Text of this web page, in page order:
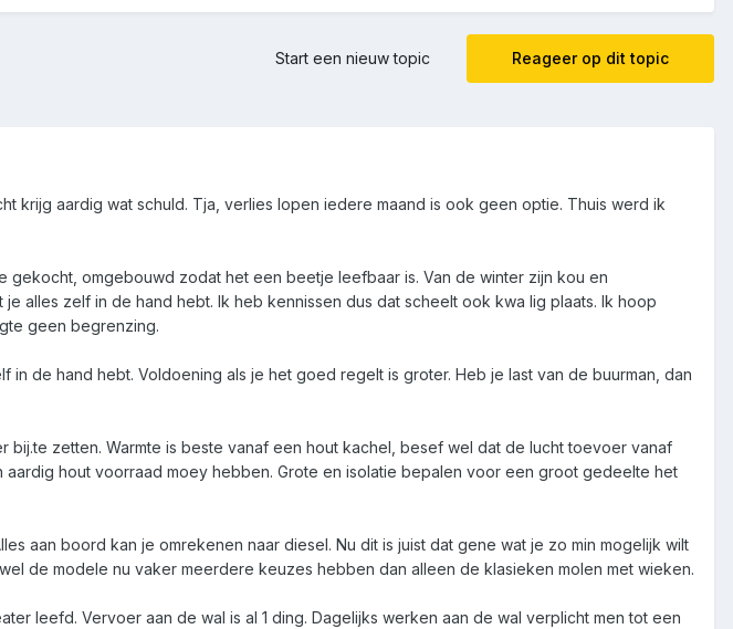
Reageer op dit topic
Start een nieuw topic
krijg aardig wat schuld. Tja, verlies lopen iedere maand is ook geen optie. Thuis werd ik
omgebouwd zodat het een beetje leefbaar is. Van de winter zijn kou en
alles zelf in de hand hebt. Ik heb kennissen dus dat scheelt ook kwa lig plaats. Ik hoop
geen begrenzing.
de hand hebt. Voldoening als je het goed regelt is groter. Heb je last van de buurman, dan
zetten. Warmte is beste vanaf een hout kachel, besef wel dat de lucht toevoer vanaf
hout voorraad moey hebben. Grote en isolatie bepalen voor een groot gedeelte het
aan boord kan je omrekenen naar diesel. Nu dit is juist dat gene wat je zo min mogelijk wilt
de modele nu vaker meerdere keuzes hebben dan alleen de klasieken molen met wieken.
leefd. Vervoer aan de wal is al 1 ding. Dagelijks werken aan de wal verplicht men tot een